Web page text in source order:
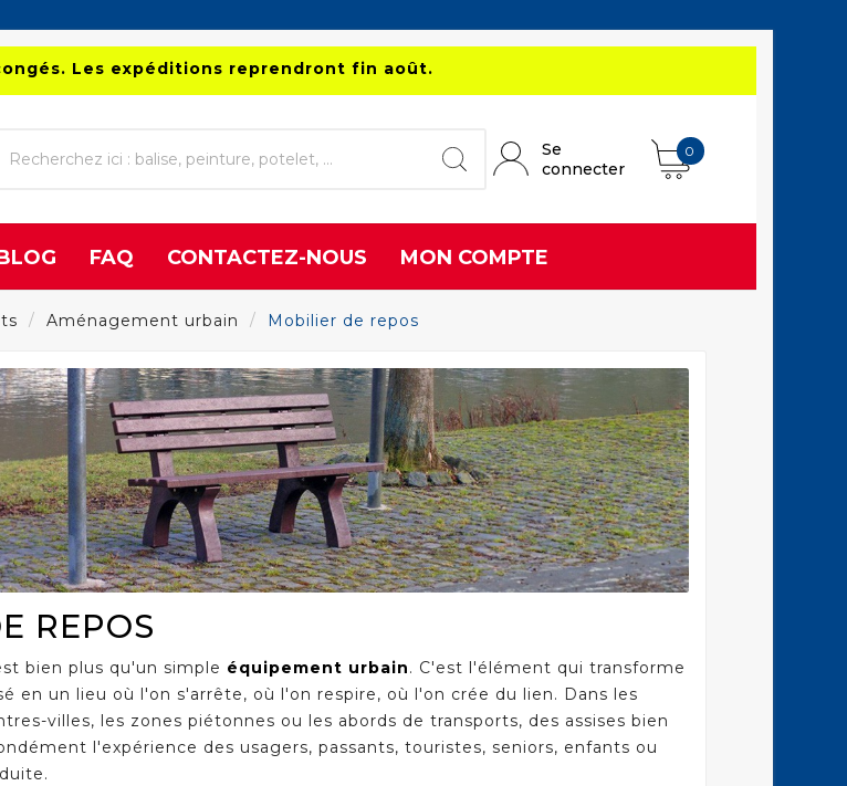
Les expéditions reprendront fin août.
Se
connecter
0
FAQ CONTACTEZ-NOUS MON COMPTE
Aménagement urbain Mobilier de repos
REPOS
bien plus qu'un simple équipement urbain. C'est l'élément qui transforme
en un lieu où l'on s'arrête, où l'on respire, où l'on crée du lien. Dans les
villes, les zones piétonnes ou les abords de transports, des assises bien
l'expérience des usagers, passants, touristes, seniors, enfants ou